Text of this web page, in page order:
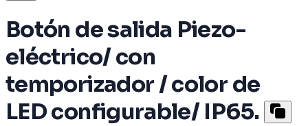
Botón de salida Piezo-
eléctrico/ con
temporizador / color de
LED configurable/ IP65.